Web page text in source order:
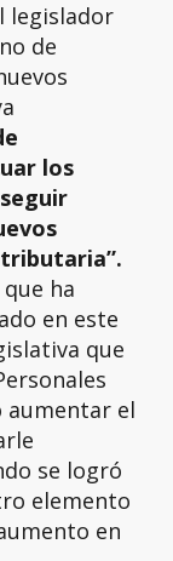
legislador
de
los
ha
en este
que
aumentar el
se logró
elemento
en